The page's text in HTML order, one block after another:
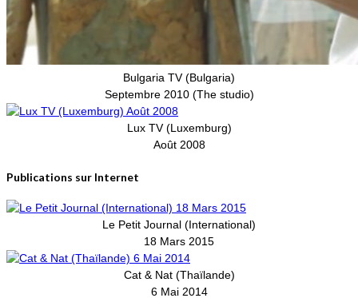
Bulgaria TV (Bulgaria)
Septembre 2010 (The studio)
Lux TV (Luxemburg)
Août 2008
Publications sur Internet
Le Petit Journal (International)
18 Mars 2015
Cat & Nat (Thaïlande)
6 Mai 2014